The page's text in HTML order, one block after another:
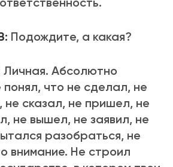
Подождите, а какая?
Личная. Абсолютно
понял, что не сделал, не
не сказал, не пришел, не
не вышел, не заявил, не
разобраться, не
внимание. Не строил